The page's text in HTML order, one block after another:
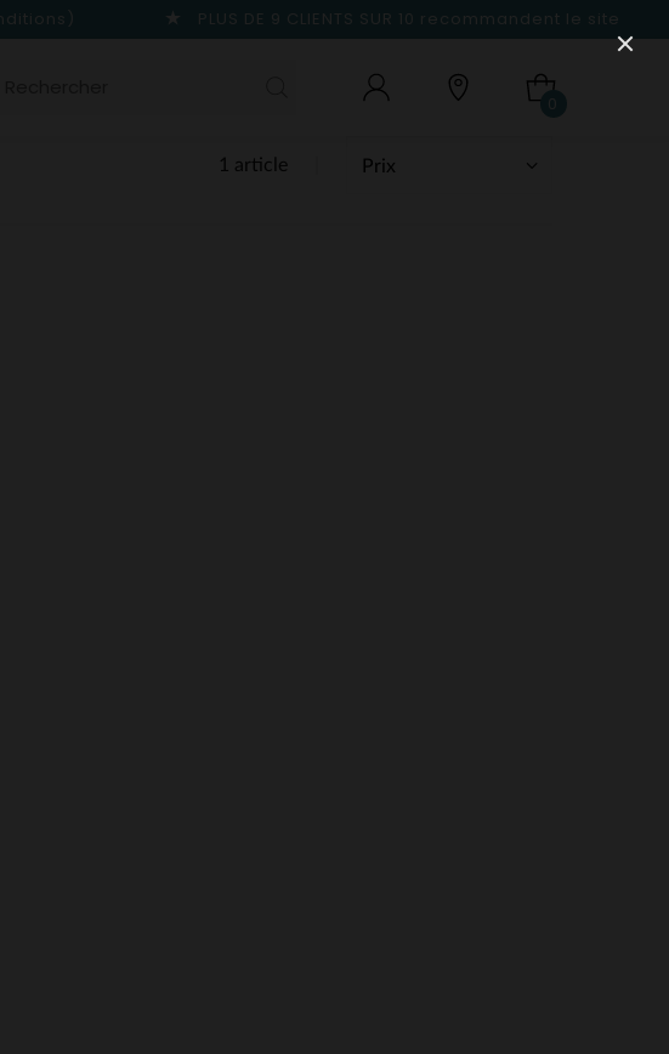
PLUS DE 9 CLIENTS SUR 10 recommandent le site
0
1 article